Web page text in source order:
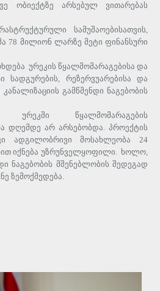
ობიექტზე არსებულ ვითარებას
სამუშაოებისათვის,
78 მილიონ ლარზე მეტი ფინანსური
ურეკის წყალმომარაგებისა და
სადგურების, რეზერვუარებისა და
გამწმენდი ნაგებობის
ურეკში წყალმომარაგების
დღემდე არ არსებობდა. პროექტის
ადგილობრივი მოსახლეობა 24
იქნება უზრუნველყოფილი. ხოლო,
ნაგებობის მშენებლობის შედეგად
ზემოქმედება.